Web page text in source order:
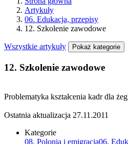
Artykuły
06. Edukacja, przepisy
12. Szkolenie zawodowe
Wszystkie artykuły Pokaż kategorie
12. Szkolenie zawodowe
Problematyka kształcenia kadr dla
Ostatnia aktualizacja 27.11.2011
Kategorie
08. Polonia i emigracja06.